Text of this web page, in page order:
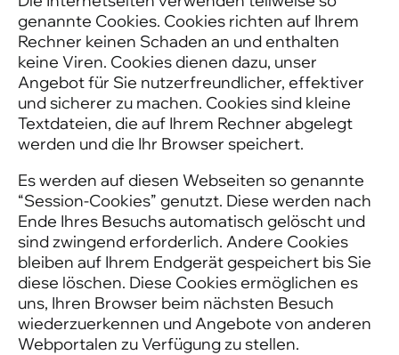
genannte Cookies. Cookies richten auf Ihrem
Rechner keinen Schaden an und enthalten
keine Viren. Cookies dienen dazu, unser
Angebot für Sie nutzerfreundlicher, effektiver
und sicherer zu machen. Cookies sind kleine
Textdateien, die auf Ihrem Rechner abgelegt
werden und die Ihr Browser speichert.
Es werden auf diesen Webseiten so genannte
“Session-Cookies” genutzt. Diese werden nach
Ende Ihres Besuchs automatisch gelöscht und
sind zwingend erforderlich. Andere Cookies
bleiben auf Ihrem Endgerät gespeichert bis Sie
diese löschen. Diese Cookies ermöglichen es
uns, Ihren Browser beim nächsten Besuch
wiederzuerkennen und Angebote von anderen
Webportalen zu Verfügung zu stellen.